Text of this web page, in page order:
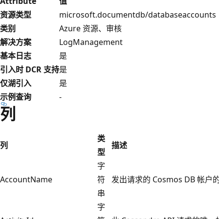
资源类型
microsoft.documentdb/databaseaccounts
类别
Azure 资源、审核
解决方案
LogManagement
基本日志
是
引入时 DCR 支持是
仅湖引入
是
示例查询
-
列
列
类
型
描述
AccountName
字
符
串
发出请求的 Cosmos DB 帐户的
字